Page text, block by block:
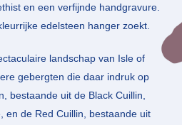
en een verfijnde handgravure.
edelsteen hanger zoekt.
landschap van Isle of
gebergten die daar indruk op
bestaande uit de Black Cuillin,
en de Red Cuillin, bestaande uit